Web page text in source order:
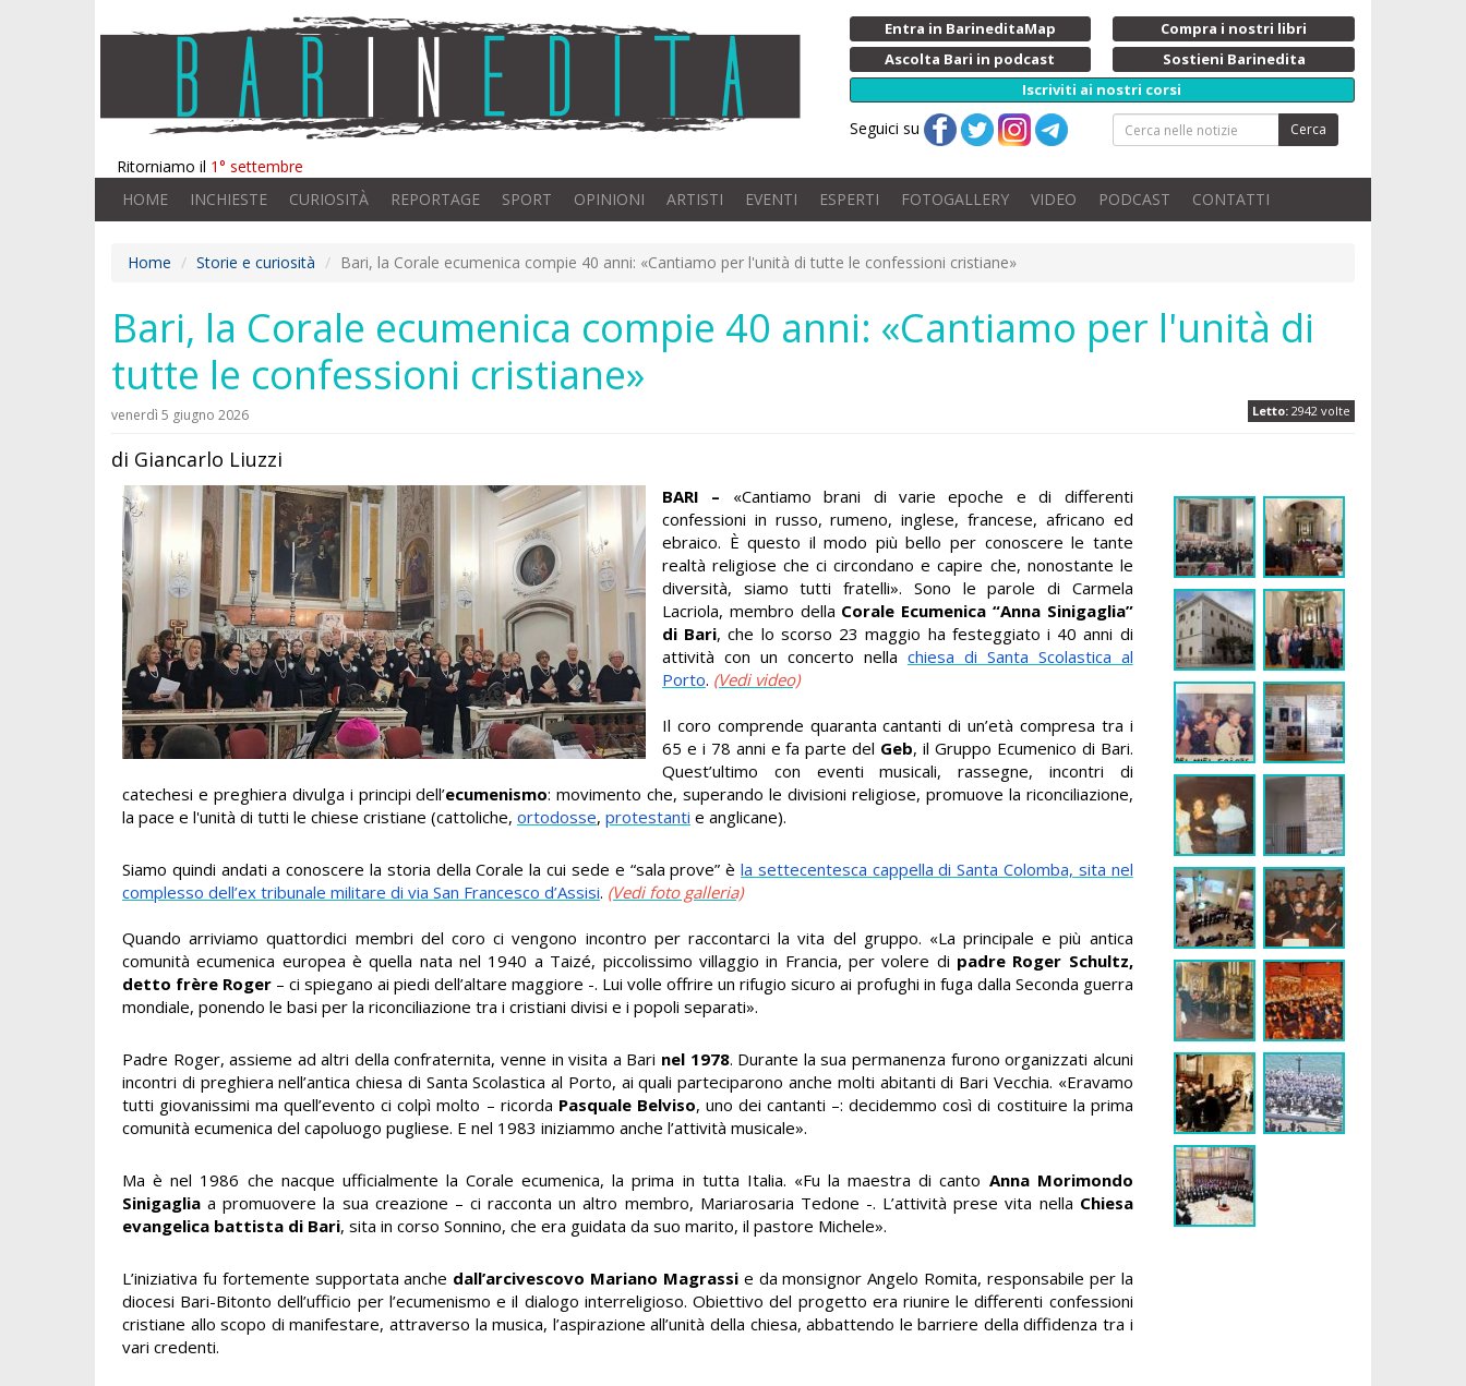
Ritorniamo il 1° settembre
Entra in BarineditaMap
Compra i nostri libri
Ascolta Bari in podcast
Sostieni Barinedita
Iscriviti ai nostri corsi
Seguici su Cerca
HOME INCHIESTE CURIOSITÀ REPORTAGE SPORT OPINIONI ARTISTI EVENTI ESPERTI FOTOGALLERY VIDEO PODCAST CONTATTI
Home Storie e curiosità Bari, la Corale ecumenica compie 40 anni: «Cantiamo per l'unità di tutte le confessioni cristiane»
Bari, la Corale ecumenica compie 40 anni: «Cantiamo per l'unità di
tutte le confessioni cristiane»
Letto: 2942 volte
venerdì 5 giugno 2026
di Giancarlo Liuzzi
BARI – «Cantiamo brani di varie epoche e di differenti
confessioni in russo, rumeno, inglese, francese, africano ed
ebraico. È questo il modo più bello per conoscere le tante
realtà religiose che ci circondano e capire che, nonostante le
diversità, siamo tutti fratelli». Sono le parole di Carmela
Lacriola, membro della Corale Ecumenica “Anna Sinigaglia”
di Bari, che lo scorso 23 maggio ha festeggiato i 40 anni di
attività con un concerto nella chiesa di Santa Scolastica al
Porto. (Vedi video)
Il coro comprende quaranta cantanti di un’età compresa tra i
65 e i 78 anni e fa parte del Geb, il Gruppo Ecumenico di Bari.
Quest’ultimo con eventi musicali, rassegne, incontri di
catechesi e preghiera divulga i principi dell’ecumenismo: movimento che, superando le divisioni religiose, promuove la riconciliazione,
la pace e l'unità di tutti le chiese cristiane (cattoliche, ortodosse, protestanti e anglicane).
Siamo quindi andati a conoscere la storia della Corale la cui sede e “sala prove” è la settecentesca cappella di Santa Colomba, sita nel
complesso dell’ex tribunale militare di via San Francesco d’Assisi. (Vedi foto galleria)
Quando arriviamo quattordici membri del coro ci vengono incontro per raccontarci la vita del gruppo. «La principale e più antica
comunità ecumenica europea è quella nata nel 1940 a Taizé, piccolissimo villaggio in Francia, per volere di padre Roger Schultz,
detto frère Roger – ci spiegano ai piedi dell’altare maggiore -. Lui volle offrire un rifugio sicuro ai profughi in fuga dalla Seconda guerra
mondiale, ponendo le basi per la riconciliazione tra i cristiani divisi e i popoli separati».
Padre Roger, assieme ad altri della confraternita, venne in visita a Bari nel 1978. Durante la sua permanenza furono organizzati alcuni
incontri di preghiera nell’antica chiesa di Santa Scolastica al Porto, ai quali parteciparono anche molti abitanti di Bari Vecchia. «Eravamo
tutti giovanissimi ma quell’evento ci colpì molto – ricorda Pasquale Belviso, uno dei cantanti –: decidemmo così di costituire la prima
comunità ecumenica del capoluogo pugliese. E nel 1983 iniziammo anche l’attività musicale».
Ma è nel 1986 che nacque ufficialmente la Corale ecumenica, la prima in tutta Italia. «Fu la maestra di canto Anna Morimondo
Sinigagliaa promuovere la sua creazione – ci racconta un altro membro, Mariarosaria Tedone -. L’attività prese vita nella Chiesa
evangelica battista di Bari, sita in corso Sonnino, che era guidata da suo marito, il pastore Michele».
L’iniziativa fu fortemente supportata anche dall’arcivescovo Mariano Magrassie da monsignor Angelo Romita, responsabile per la
diocesi Bari-Bitonto dell’ufficio per l’ecumenismo e il dialogo interreligioso. Obiettivo del progetto era riunire le differenti confessioni
cristiane allo scopo di manifestare, attraverso la musica, l’aspirazione all’unità della chiesa, abbattendo le barriere della diffidenza tra i
vari credenti.